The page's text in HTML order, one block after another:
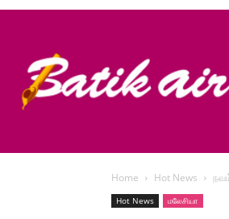
Home Hot News
Hot News மலேசியா